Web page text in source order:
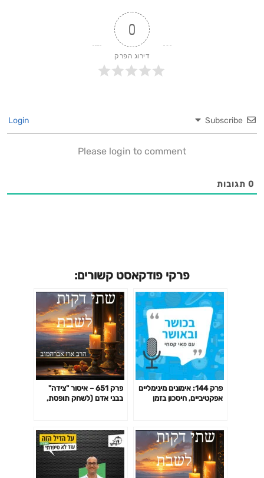
0
דירוג הפרק
Subscribe
Please login to comment
0 תגובות
פרקי פודקאסט קשורים:
פרק 144: אימונים מינימליים
אפקטיביים, חיסכון בזמן
פרק 651 – איסור "צידה"
בבני אדם (לשחק תופסת,